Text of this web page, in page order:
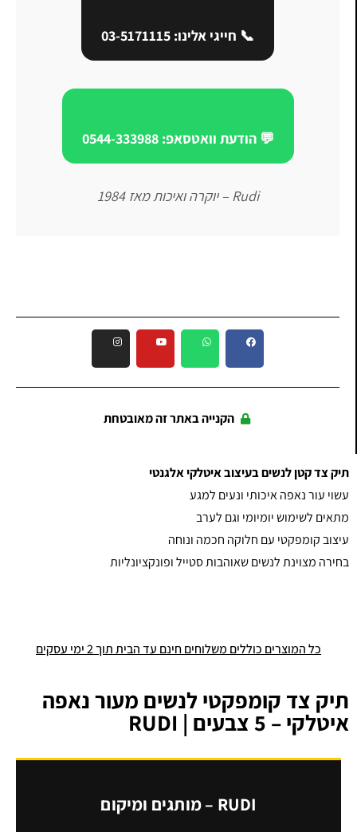
📞 חייגי אלינו: 03-5171115
💬 הודעת וואטסאפ: 0544-333988
Rudi – יוקרה ואיכות מאז 1984
הקנייה באתר זה מאובטחת
תיק צד קטן לנשים בעיצוב איטלקי אלגנטי
עשוי עור נאפה איכותי ונעים למגע
מתאים לשימוש יומיומי וגם לערב
עיצוב קומפקטי עם חלוקה חכמה ונוחה
בחירה מצוינת לנשים שאוהבות סטייל ופונקציונליות
כל המוצרים כוללים משלוחים חינם עד הבית תוך 2 ימי עסקים
תיק צד קומפקטי לנשים מעור נאפה
איטלקי – 5 צבעים | RUDI
RUDI – מותגים ומיקום